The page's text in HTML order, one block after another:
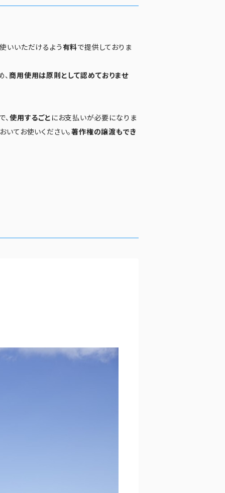
いいただけるよう有料で提供しておりま
、商用使用は原則として認めておりませ
、使用するごと にお支払いが必要になりま
いてお使いください。著作権の譲渡もでき